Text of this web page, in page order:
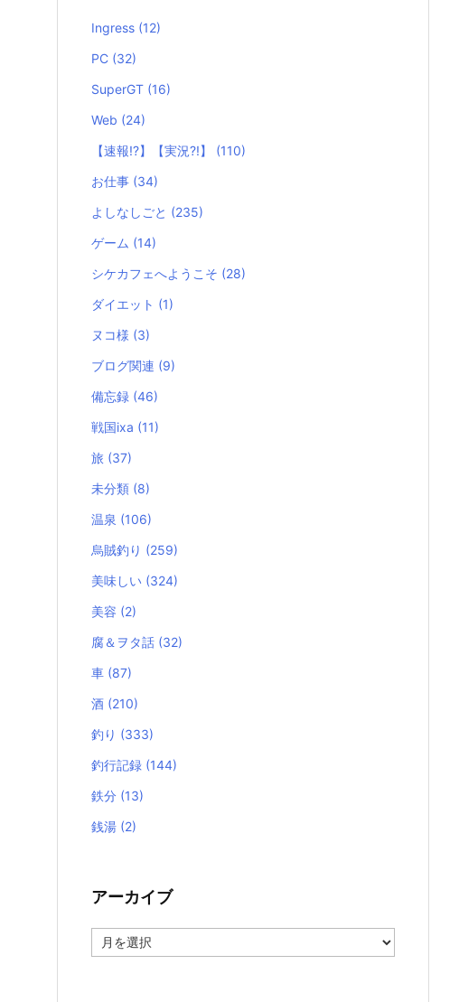
Ingress (12)
PC (32)
SuperGT (16)
Web (24)
【速報!?】【実況?!】 (110)
お仕事 (34)
よしなしごと (235)
ゲーム (14)
シケカフェへようこそ (28)
ダイエット (1)
ヌコ様 (3)
ブログ関連 (9)
備忘録 (46)
戦国ixa (11)
旅 (37)
未分類 (8)
温泉 (106)
烏賊釣り (259)
美味しい (324)
美容 (2)
腐＆ヲタ話 (32)
車 (87)
酒 (210)
釣り (333)
釣行記録 (144)
鉄分 (13)
銭湯 (2)
アーカイブ
ー